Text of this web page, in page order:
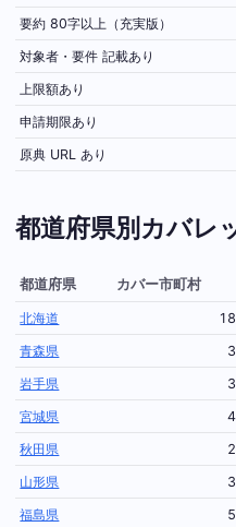
要約 80字以上（充実版）
対象者・要件 記載あり
上限額あり
申請期限あり
原典 URL あり
都道府県別カバレ
都道府県 カバー市町村
北海道
青森県
岩手県
宮城県
秋田県
山形県
福島県